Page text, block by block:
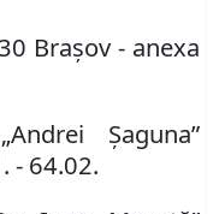
Braşov - anexa
Şaguna”
- 64.02.